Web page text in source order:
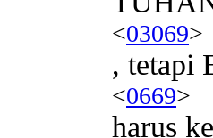
<03069>
, tetapi
<0669>
harus